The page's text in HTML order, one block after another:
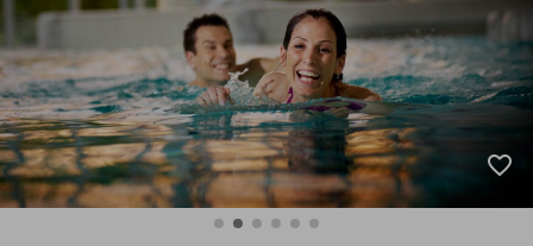
9,4 op basis van206.298 reviews
Ontdek 15.000+ deals
7 dagen per week beschikbaar
10+ miljoen leden
favorite_border